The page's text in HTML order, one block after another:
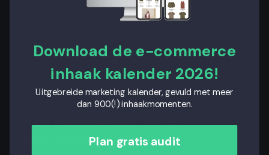
020 244 31 81
Een nieuwsbrief vol e-
commerce inspiratie
Download de e-commerce
inhaak kalender 2026!
Uitgebreide marketing kalender, gevuld met meer
dan 900(!) inhaakmomenten.
Plan gratis audit